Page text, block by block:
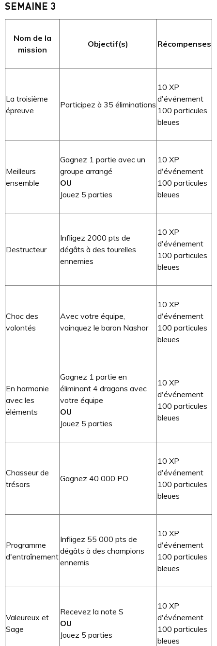
SEMAINE 3
Nom de la
mission
Objectif(s) Récompenses
La troisième
épreuve
Participez à 35 éliminations
10 XP
d'événement
100 particules
bleues
Meilleurs
ensemble
Gagnez 1 partie avec un
groupe arrangé
OU
Jouez 5 parties
10 XP
d'événement
100 particules
bleues
Destructeur
Infligez 2000 pts de
dégâts à des tourelles
ennemies
10 XP
d'événement
100 particules
bleues
Choc des
volontés
Avec votre équipe,
vainquez le baron Nashor
10 XP
d'événement
100 particules
bleues
En harmonie
avec les
éléments
Gagnez 1 partie en
éliminant 4 dragons avec
votre équipe
OU
Jouez 5 parties
10 XP
d'événement
100 particules
bleues
Chasseur de
trésors
Gagnez 40 000 PO
10 XP
d'événement
100 particules
bleues
Programme
d'entraînement
Infligez 55 000 pts de
dégâts à des champions
ennemis
10 XP
d'événement
100 particules
bleues
Valeureux et
Sage
Recevez la note S
OU
Jouez 5 parties
10 XP
d'événement
100 particules
bleues